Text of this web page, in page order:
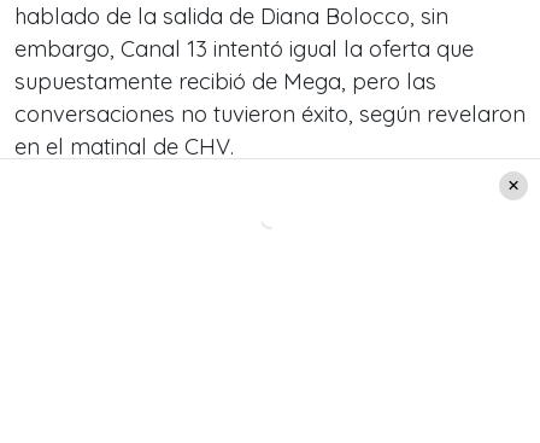
hablado de la salida de Diana Bolocco, sin
embargo, Canal 13 intentó igual la oferta que
supuestamente recibió de Mega, pero las
conversaciones no tuvieron éxito, según revelaron
en el matinal de CHV.